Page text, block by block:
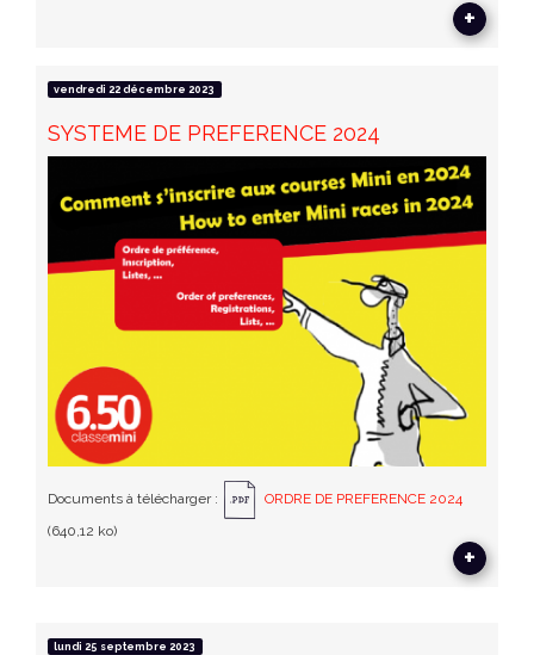
+
vendredi 22 décembre 2023
SYSTEME DE PREFERENCE 2024
Documents à télécharger :
ORDRE DE PREFERENCE 2024
(640,12 ko)
+
lundi 25 septembre 2023